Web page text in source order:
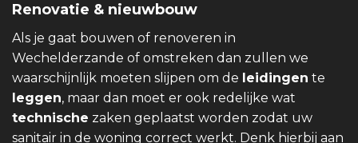
Renovatie & nieuwbouw
Als je gaat bouwen of renoveren in
Wechelderzande of omstreken dan zullen we
waarschijnlijk moeten slijpen om de leidingen te
leggen, maar dan moet er ook redelijke wat
technische zaken geplaatst worden zodat uw
sanitair in de woning correct werkt. Denk hierbij aan